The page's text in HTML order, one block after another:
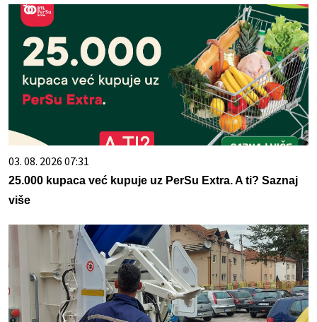
03. 08. 2026 07:31
25.000 kupaca već kupuje uz PerSu Extra. A ti? Saznaj
više